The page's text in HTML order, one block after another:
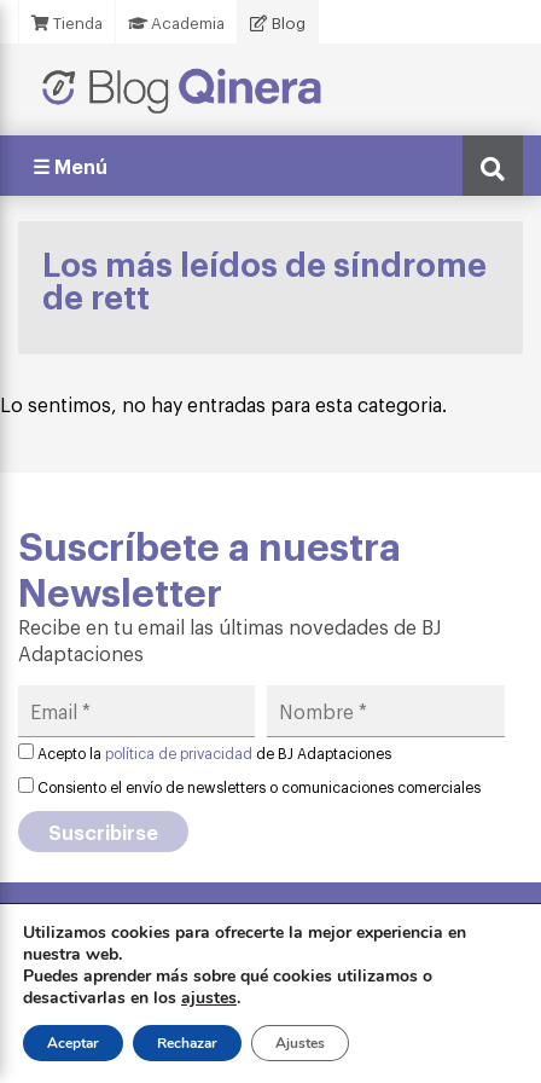
Tienda Academia Blog
☰ Menú
Los más leídos de síndrome
de rett
Lo sentimos, no hay entradas para esta categoria.
Suscríbete a nuestra
Newsletter
Recibe en tu email las últimas novedades de BJ
Adaptaciones
Acepto la política de privacidad de BJ Adaptaciones
Consiento el envío de newsletters o comunicaciones comerciales
Formación
Tienda
Aviso legal· Política de privacidad
Política de cookies· Contactar
Utilizamos cookies para ofrecerte la mejor experiencia en
nuestra web.
Puedes aprender más sobre qué cookies utilizamos o
desactivarlas en los ajustes.
Aceptar Rechazar Ajustes